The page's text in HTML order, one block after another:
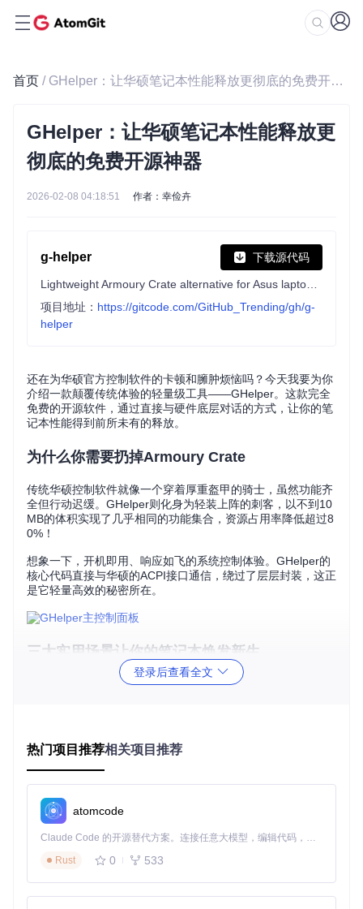
首页 / GHelper：让华硕笔记本性能释放更彻底的免费开源神器
GHelper：让华硕笔记本性能释放更
彻底的免费开源神器
2026-02-08 04:18:51 作者：幸俭卉
g-helper 下载源代码
项目地址： https://gitcode.com/GitHub_Trending/gh/g-
helper
还在为华硕官方控制软件的卡顿和臃肿烦恼吗？今天我要为你
介绍一款颠覆传统体验的轻量级工具——GHelper。这款完全
免费的开源软件，通过直接与硬件底层对话的方式，让你的笔
记本性能得到前所未有的释放。
为什么你需要扔掉Armoury Crate
传统华硕控制软件就像一个穿着厚重盔甲的骑士，虽然功能齐
全但行动迟缓。GHelper则化身为轻装上阵的刺客，以不到10
MB的体积实现了几乎相同的功能集合，资源占用率降低超过8
0%！
想象一下，开机即用、响应如飞的系统控制体验。GHelper的
核心代码直接与华硕的ACPI接口通信，绕过了层层封装，这正
是它轻量高效的秘密所在。
三大实用场景让你的笔记本焕发新生
游戏玩家的性能利器
智能切换让你无需手动调节，专注于游戏本身。
移动办公的续航救星
搭档。它会根据电源状态自动调整系统配置，在保证基本性能
登录后查看全文
热门项目推荐相关项目推荐
atomcode
Claude Code 的开源替代方案。连接任意大模型，编辑代码，运行命令，自动验证 — 全自动执行。用 Rust 构建，极致性能。 ｜ An open-source alternative to Claude Code. Connect any LLM, edit code, run commands, and verify changes — autonomously. Built in Rust for speed. Get Started
Rust
0 533